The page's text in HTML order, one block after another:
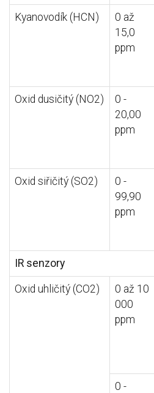
Kyanovodík (HCN)
0 až
15,0
ppm
Oxid dusičitý (NO2)
0 -
20,00
ppm
Oxid siřičitý (SO2)
0 -
99,90
ppm
IR senzory
Oxid uhličitý (CO2)
0 až 10
000
ppm
0 -